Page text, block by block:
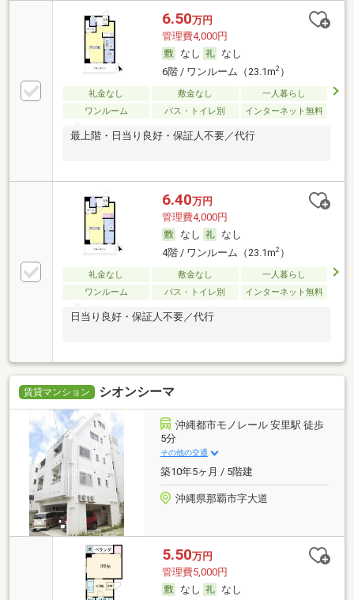
6.50万円
管理費4,000円
なし
なし
6階 / ワンルーム（23.1m2）
礼金なし 敷金なし
一人暮らし
ワンルーム
バス・トイレ別 インターネット無料
最上階・日当り良好・保証人不要／代行
6.40万円
管理費4,000円
なし
なし
4階 / ワンルーム（23.1m2）
礼金なし 敷金なし
一人暮らし
ワンルーム
バス・トイレ別 インターネット無料
日当り良好・保証人不要／代行
賃貸マンション シオンシーマ
沖縄都市モノレール 安里駅 徒歩
5分
その他の交通
築10年5ヶ月 / 5階建
沖縄県那覇市字大道
5.50万円
管理費5,000円
なし
なし